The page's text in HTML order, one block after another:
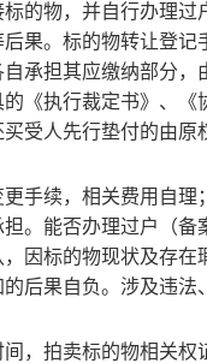
的物，并自行办理
果。 标的物转让登记
承担其应缴纳部分
《执行裁定书》、《
受人先行垫付的由
手续，相关费用自
。能否办理过户（
因标的物现状及存
后果自负。涉及违
间，拍卖标的物相关